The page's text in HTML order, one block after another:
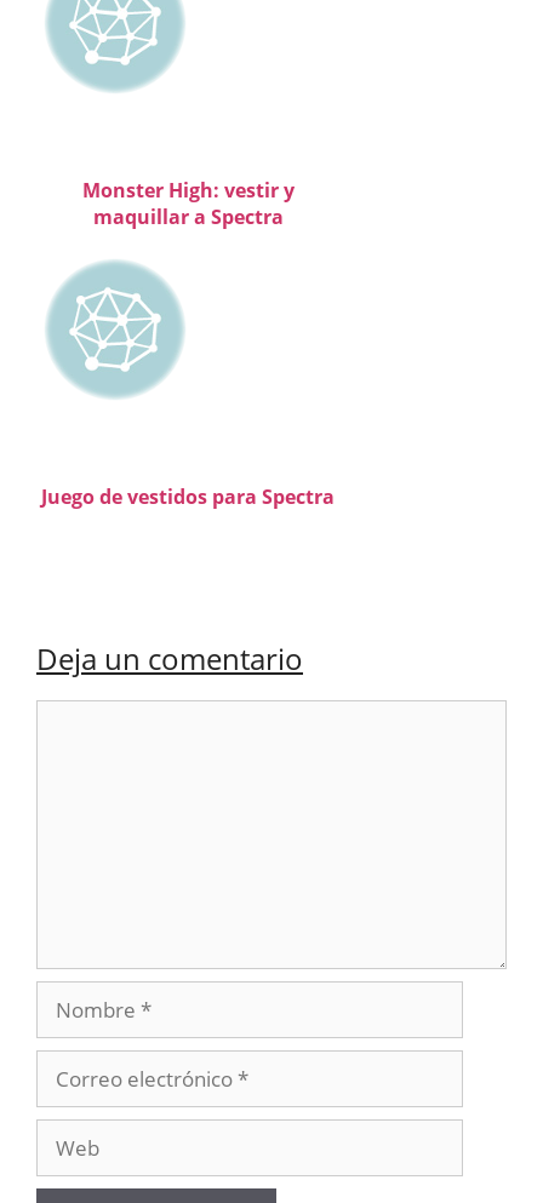
Monster High: vestir y
maquillar a Spectra
Juego de vestidos para Spectra
Deja un comentario
Nombre
electrónico